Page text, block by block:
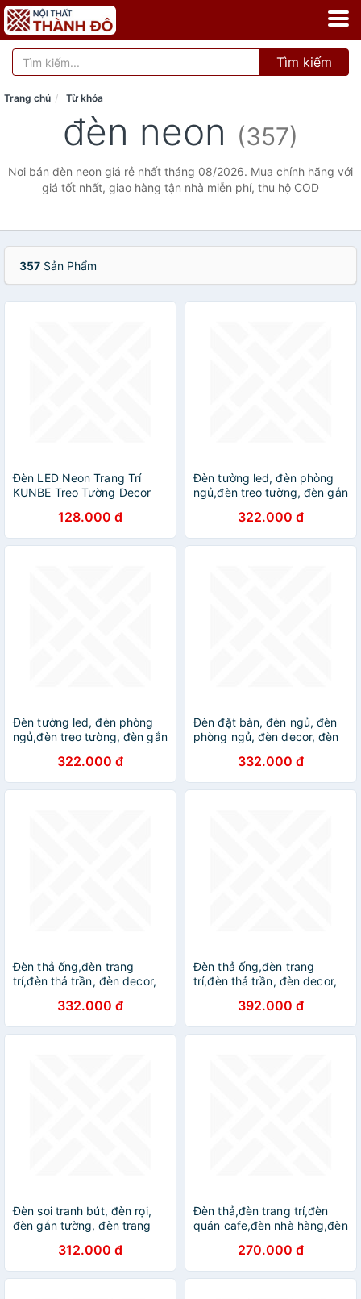
Tìm kiếm
Trang chủ Từ khóa
đèn neon (357)
Nơi bán đèn neon giá rẻ nhất tháng 08/2026. Mua chính hãng với
giá tốt nhất, giao hàng tận nhà miễn phí, thu hộ COD
357 Sản Phẩm
Đèn LED Neon Trang Trí
KUNBE Treo Tường Decor
Ngủ, Sự Kiện Đa Dạng Kiểu
Dáng Màu Sắc
128.000 đ
Đèn tường led, đèn phòng
ngủ,đèn treo tường, đèn gắn
decor, đèn DT322.000 đ
Đèn tường led, đèn phòng
ngủ,đèn treo tường, đèn gắn
decor, đèn DT322.000 đ
Đèn đặt bàn, đèn ngủ, đèn
phòng ngủ, đèn decor, đèn
332.000 đ
Đèn thả ống,đèn trang
trí,đèn thả trần, đèn decor,
TLOB_01 DT332.000 đ
Đèn thả ống,đèn trang
trí,đèn thả trần, đèn decor,
TLOB_01 DT392.000 đ
Đèn soi tranh bút, đèn rọi,
đèn gắn tường, đèn trang
312.000 đ
Đèn thả,đèn trang trí,đèn
quán cafe,đèn nhà hàng,đèn
270.000 đ